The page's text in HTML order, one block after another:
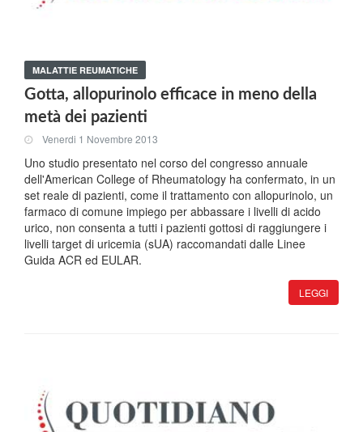
MALATTIE REUMATICHE
Gotta, allopurinolo efficace in meno della
metà dei pazienti
Venerdi 1 Novembre 2013
Uno studio presentato nel corso del congresso annuale
dell'American College of Rheumatology ha confermato, in un
set reale di pazienti, come il trattamento con allopurinolo, un
farmaco di comune impiego per abbassare i livelli di acido
urico, non consenta a tutti i pazienti gottosi di raggiungere i
livelli target di uricemia (sUA) raccomandati dalle Linee
Guida ACR ed EULAR.
LEGGI